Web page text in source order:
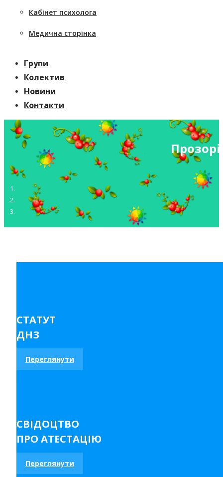
Кабінет психолога
Медична сторінка
Групи
Колектив
Новини
Контакти
СТАТУТ
ДНЗ
Переглянути
СВІДОЦТВО
ПРО АТЕСТАЦІЮ
Переглянути